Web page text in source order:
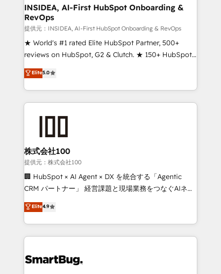
INSIDEA, AI-First HubSpot Onboarding &
RevOps
提供元：INSIDEA, AI-First HubSpot Onboarding & RevOps
★ World's #1 rated Elite HubSpot Partner, 500+
reviews on HubSpot, G2 & Clutch. ★ 150+ HubSpot
Certified Experts & Trainers across the team ★
1,500+ implementations across five continents ★ AI-
First, RevOps-led, Onboarding obsessed ★
Company of the Year 2024/25 INSIDEA helps
and build AI-powered workflows that drive adoption
from week one, in your time zone. What we do ➤
Onboarding: Live in weeks, with workflows built
around your business, not a template. ➤ Migration:
Move from any legacy CRM. Zero downtime, full data
run your revenue process. Sales, marketing, and
service wired together. ➤ AI and Integrations: Layer
tune-ups, feature rollouts, adoption coaching. Buying
HubSpot, switching to it, or reviving a stale portal?
Elite5.0
株式会社100
提供元：株式会社100
🏢 HubSpot × AI Agent × DX を統合する「Agentic
CRM パートナー」 経営課題と現場業務をつなぐAIネイ
ティブ・エージェンシーとして、HubSpot Eliteの実装
力で顧客フロント業務を再設計します。 💡 100inc は何
をする会社か？ HubSpotを共通基盤に、AIエージェン
トを組み込んだ顧客フロント業務（マーケティング・営
ィブ・エージェンシーです。事業部・グループ会社・部
Elite4.9